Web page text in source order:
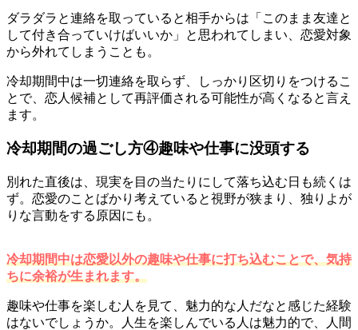
ダラダラと連絡を取っていると相手からは「このまま友達と
して付き合っていけばいいか」と思われてしまい、恋愛対象
から外れてしまうことも。
冷却期間中は一切連絡を取らず、しっかり区切りをつけるこ
とで、恋人候補として再評価される可能性が高くなると言え
ます。
冷却期間の過ごし方④趣味や仕事に没頭する
別れた直後は、現実を目の当たりにして落ち込む日も続くは
ず。恋愛のことばかり考えていると視野が狭まり、独りよが
りな言動をする原因にも。
冷却期間中は恋愛以外の趣味や仕事に打ち込むことで、気持
ちに余裕が生まれます。
趣味や仕事を楽しむ人を見て、魅力的な人だなと感じた経験
はないでしょうか。人生を楽しんでいる人は魅力的で、人間